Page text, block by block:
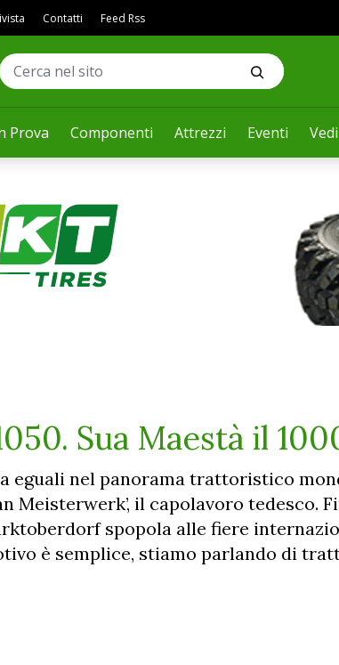
Prova Componenti Attrezzi Eventi
Contatti Feed Rss
Sua Maestà il
eguali nel panorama trattoristico
Meisterwerk’, il capolavoro
spopola alle fiere
è semplice, stiamo parlando di